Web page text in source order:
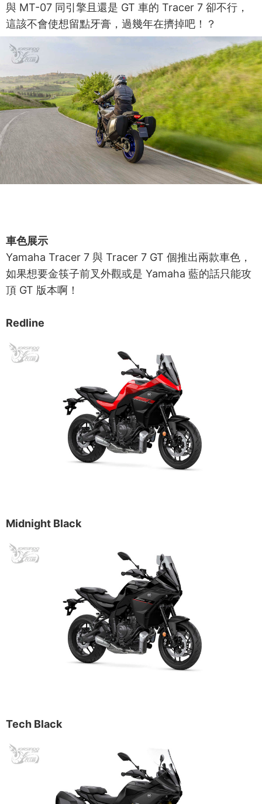
與 MT-07 同引擎且還是 GT 車的 Tracer 7 卻不行，
這該不會使想留點牙膏，過幾年在擠掉吧！？
車色展示
Yamaha Tracer 7 與 Tracer 7 GT 個推出兩款車色，
如果想要金筷子前叉外觀或是 Yamaha 藍的話只能攻
頂 GT 版本啊！
Redline
Midnight Black
Tech Black